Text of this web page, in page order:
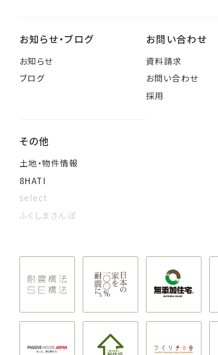
お知らせ・ブログ
お知らせ
ブログ
お問い合わせ
資料請求
お問い合わせ
採用
その他
土地・物件情報
8HATI
select
ふくしまさんぽ